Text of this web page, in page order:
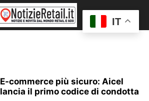
E-commerce più sicuro: Aicel
lancia il primo codice di condotta
IT